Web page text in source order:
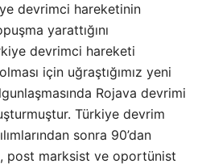
devrimci hareketinin
yarattığını
devrimci hareketi
için uğraştığımız yeni
Rojava devrimi
Türkiye devrim
sonra 90’dan
post marksist ve oportünist